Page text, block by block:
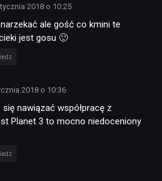
2018 o 10:25
ale gość co kmini te
jest gosu 🙂
2018 o 10:36
się nawiązać współpracę z
Planet 3 to mocno niedoceniony